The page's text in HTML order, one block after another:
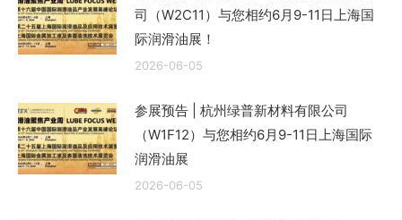
司（W2C11）与您相约6月9-11日上海国
际润滑油展！
2026-06-05
参展预告 | 杭州绿普新材料有限公司
（W1F12）与您相约6月9-11日上海国际
润滑油展
2026-06-05